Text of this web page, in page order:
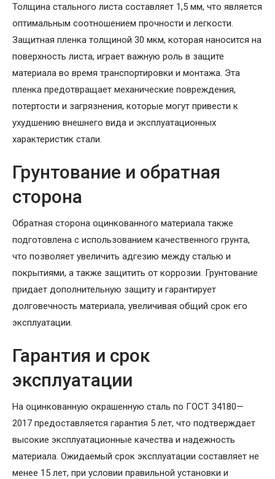
Толщина стального листа составляет 1,5 мм, что является
оптимальным соотношением прочности и легкости.
Защитная пленка толщиной 30 мкм, которая наносится на
поверхность листа, играет важную роль в защите
материала во время транспортировки и монтажа. Эта
пленка предотвращает механические повреждения,
потертости и загрязнения, которые могут привести к
ухудшению внешнего вида и эксплуатационных
характеристик стали.
Грунтование и обратная
сторона
Обратная сторона оцинкованного материала также
подготовлена с использованием качественного грунта,
что позволяет увеличить адгезию между сталью и
покрытиями, а также защитить от коррозии. Грунтование
придает дополнительную защиту и гарантирует
долговечность материала, увеличивая общий срок его
эксплуатации.
Гарантия и срок
эксплуатации
На оцинкованную окрашенную сталь по ГОСТ 34180—
2017 предоставляется гарантия 5 лет, что подтверждает
высокие эксплуатационные качества и надежность
материала. Ожидаемый срок эксплуатации составляет не
менее 15 лет, при условии правильной установки и